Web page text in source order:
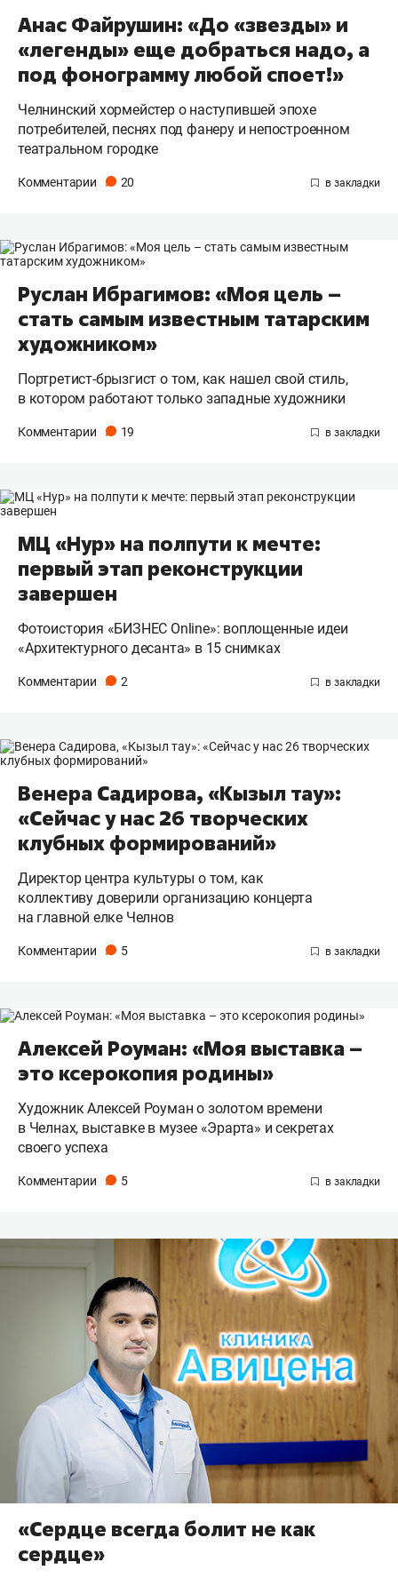
Анас Файрушин: «До «звезды» и
«легенды» еще добраться надо, а
под фонограмму любой споет!»
Челнинский хормейстер о наступившей эпохе
потребителей, песнях под фанеру и непостроенном
театральном городке
Комментарии 20
Руслан Ибрагимов: «Моя цель –
стать самым известным татарским
художником»
Портретист-брызгист о том, как нашел свой стиль,
в котором работают только западные художники
Комментарии 19
МЦ «Нур» на полпути к мечте:
первый этап реконструкции
завершен
Фотоистория «БИЗНЕС Online»: воплощенные идеи
«Архитектурного десанта» в 15 снимках
Комментарии 2
Венера Садирова, «Кызыл тау»:
«Сейчас у нас 26 творческих
клубных формирований»
Директор центра культуры о том, как
коллективу доверили организацию концерта
на главной елке Челнов
Комментарии 5
Алексей Роуман: «Моя выставка –
это ксерокопия родины»
Художник Алексей Роуман о золотом времени
в Челнах, выставке в музее «Эрарта» и секретах
своего успеха
Комментарии 5
«Сердце всегда болит не как
сердце»